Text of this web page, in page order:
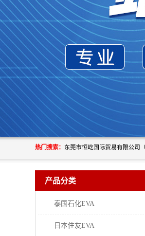
热门搜索：
产品分类
泰国石化EVA
日本住友EVA